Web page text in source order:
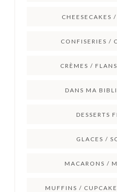
CHEESECAKES
CONFISERIES /
CRÈMES /
DANS MA
DESSERTS
GLACES /
MACARONS /
MUFFINS /